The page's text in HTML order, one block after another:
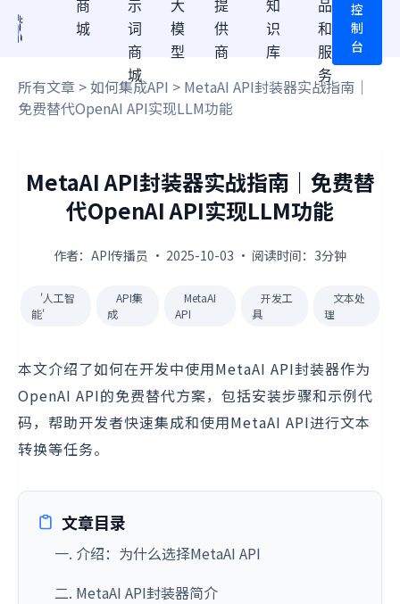
商
城
示
词
商
城
大
模
型
提
供
商
知
识
库
品
和
服
务
控
制
台
所有文章 >如何集成API > MetaAI API封装器实战指南｜
免费替代OpenAI API实现LLM功能
MetaAI API封装器实战指南｜免费替
代OpenAI API实现LLM功能
作者：API传播员 · 2025-10-03 · 阅读时间：3分钟
'人工智
能'
API集
成
MetaAI
API
开发工
具
文本处
理
本文介绍了如何在开发中使用MetaAI API封装器作为
OpenAI API的免费替代方案，包括安装步骤和示例代
码，帮助开发者快速集成和使用MetaAI API进行文本
转换等任务。
文章目录
一. 介绍：为什么选择MetaAI API
二. MetaAI API封装器简介